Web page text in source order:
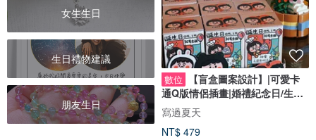
女生生日
生日禮物建議
朋友生日
數位
【盲盒圖案設計】|可愛卡
通Q版情侶插畫|婚禮紀念日/生日
禮物客製
寫過夏天
NT$ 479